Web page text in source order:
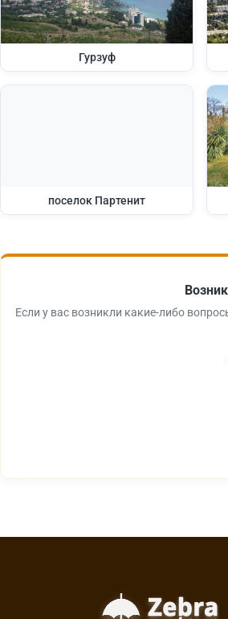
Гурзуф
поселок Партенит
Если у вас возникли какие-либо